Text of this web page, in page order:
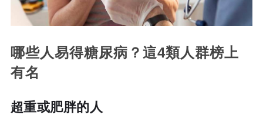
哪些人易得糖尿病？這4類人群榜上
有名
超重或肥胖的人